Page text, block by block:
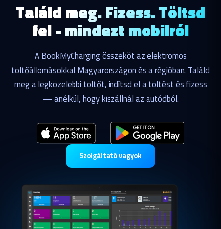
Találd meg. Fizess. Töltsd
fel - mindezt mobilról
A BookMyCharging összeköt az elektromos
töltőállomásokkal Magyarországon és a régióban. Találd
meg a legközelebbi töltőt, indítsd el a töltést és fizess
— anélkül, hogy kiszállnál az autódból.
Szolgáltató vagyok